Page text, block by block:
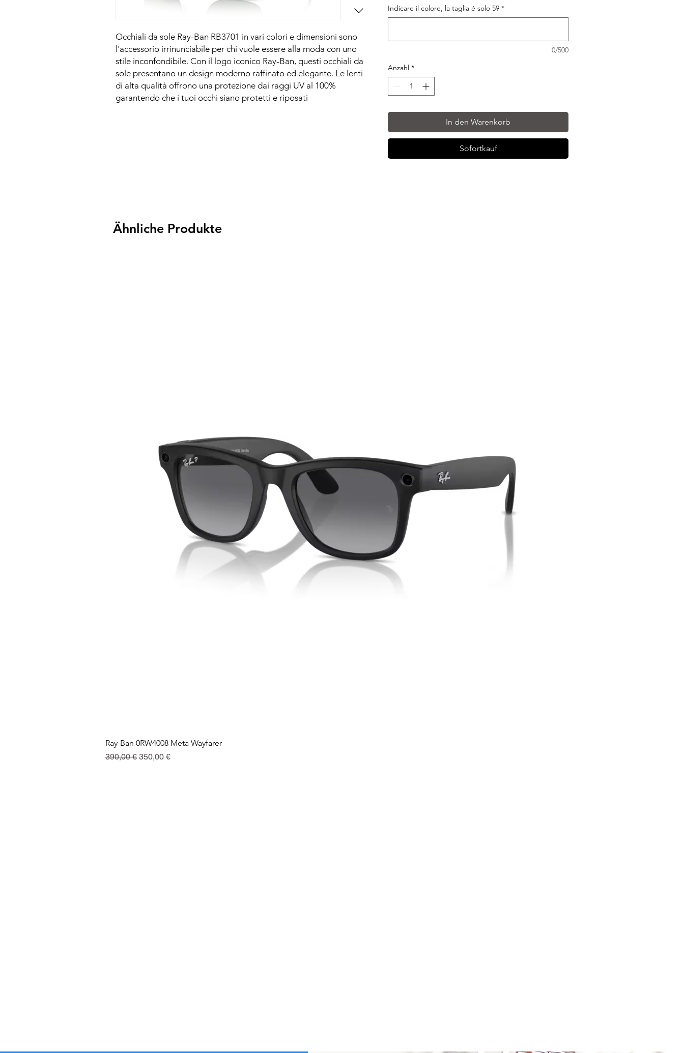
Occhiali da sole Ray-Ban RB3701 in vari colori e dimensioni sono
l'accessorio irrinunciabile per chi vuole essere alla moda con uno
stile inconfondibile. Con il logo iconico Ray-Ban, questi occhiali da
sole presentano un design moderno raffinato ed elegante. Le lenti
di alta qualità offrono una protezione dai raggi UV al 100%
garantendo che i tuoi occhi siano protetti e riposati
Indicare il colore, la taglia é solo 59 *
0/500
Anzahl *
In den Warenkorb
Sofortkauf
Ähnliche Produkte
Ray-Ban 0RW4008 Meta Wayfarer
Standardpreis
390,00 € Sale-Preis
350,00 €